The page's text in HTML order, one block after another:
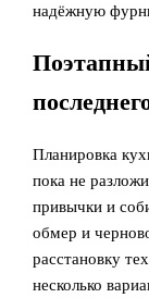
надёжную
Планировка
пока не
привычки и
обмер и
расстановку
несколько